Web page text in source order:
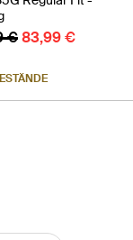
€83,99 €